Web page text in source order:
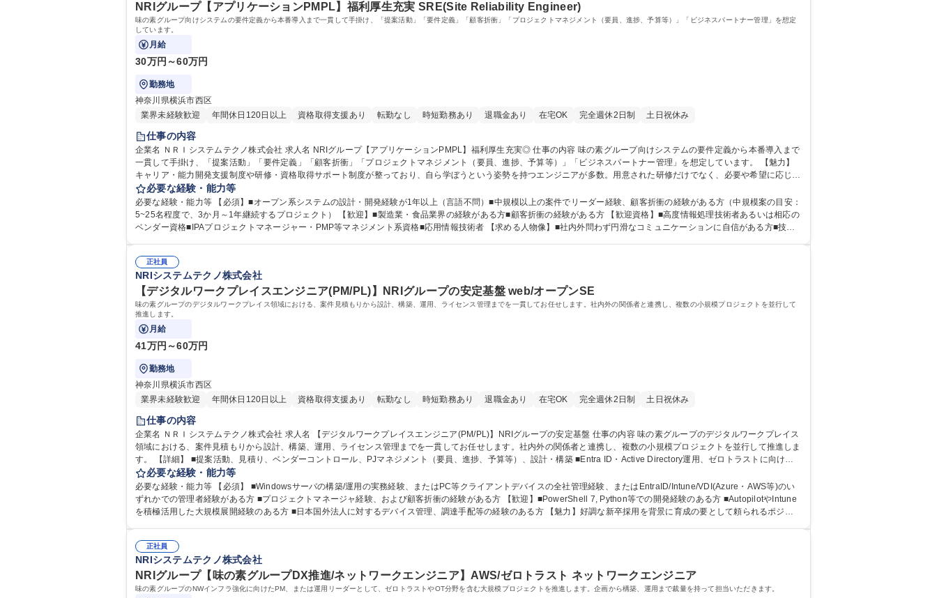
NRIグループ【アプリケーションPMPL】福利厚生充実 SRE(Site Reliability Engineer)
味の素グループ向けシステムの要件定義から本番導入まで一貫して手掛け、「提案活動」「要件定義」「顧客折衝」「プロジェクトマネジメント（要員、進捗、予算等）」「ビジネスパートナー管理」を想定
しています。
月給
30万円～60万円
勤務地
神奈川県横浜市西区
業界未経験歓迎
年間休日120日以上 資格取得支援あり 転勤なし 時短勤務あり 退職金あり 在宅OK 完全週休2日制 土日祝休み
仕事の内容
企業名 ＮＲＩシステムテクノ株式会社 求人名 NRIグループ【アプリケーションPMPL】福利厚生充実◎ 仕事の内容 味の素グループ向けシステムの要件定義から本番導入まで
一貫して手掛け、「提案活動」「要件定義」「顧客折衝」「プロジェクトマネジメント（要員、進捗、予算等）」「ビジネスパートナー管理」を想定しています。 【魅力】
キャリア・能力開発支援制度や研修・資格取得サポート制度が整っており、自ら学ぼうという姿勢を持つエンジニアが多数。用意された研修だけでなく、必要や希望に応じて
外部研修や資格取得を積極的に行っています。技術に関するものだけでなくマネジメント研修の受講やビジネスアナリストの資格取得の実績があります。 【やりがい】味の
素グループの情報システムに関連する業務全体に携われます。 募集職種 NRIグループ【アプリケーションPMPL】福利厚生充実◎
必要な経験・能力等
必要な経験・能力等 【必須】■オープン系システムの設計・開発経験が1年以上（言語不問）■中規模以上の案件でリーダー経験、顧客折衝の経験がある方（中規模案の目安：
5~25名程度で、3か月～1年継続するプロジェクト） 【歓迎】■製造業・食品業界の経験がある方■顧客折衝の経験がある方 【歓迎資格】■高度情報処理技術者あるいは相応の
ベンダー資格■IPAプロジェクトマネージャー・PMP等マネジメント系資格■応用情報技術者 【求める人物像】■社内外問わず円滑なコミュニケーションに自信がある方■技術
正社員
NRIシステムテクノ株式会社
【デジタルワークプレイスエンジニア(PM/PL)】NRIグループの安定基盤 web/オープンSE
味の素グループのデジタルワークプレイス領域における、案件見積もりから設計、構築、運用、ライセンス管理までを一貫してお任せします。社内外の関係者と連携し、複数の小規模プロジェクトを並行して
推進します。
月給
41万円～60万円
勤務地
神奈川県横浜市西区
業界未経験歓迎
年間休日120日以上 資格取得支援あり 転勤なし 時短勤務あり 退職金あり 在宅OK 完全週休2日制 土日祝休み
仕事の内容
企業名 ＮＲＩシステムテクノ株式会社 求人名 【デジタルワークプレイスエンジニア(PM/PL)】NRIグループの安定基盤 仕事の内容 味の素グループのデジタルワークプレイス
領域における、案件見積もりから設計、構築、運用、ライセンス管理までを一貫してお任せします。社内外の関係者と連携し、複数の小規模プロジェクトを並行して推進しま
す。 【詳細】 ■提案活動、見積り、ベンダーコントロール、PJマネジメント（要員、進捗、予算等）、設計・構築 ■Entra ID・Active Directory運用、ゼロトラストに向けた
認証基盤活用の高度化 ■自社投資案件の企画、請負構築案件の提案～運用 ■Intune等を用いたデバイス管理やMicrosoft 365環境の整備 ■新規技術（Copilot等）の検証・導入
募集職種 【デジタルワークプレイスエンジニア(PM/PL)】NRIグループの安定基盤
必要な経験・能力等
必要な経験・能力等 【必須】 ■Windowsサーバの構築/運用の実務経験、またはPC等クライアントデバイスの全社管理経験、またはEntraID/Intune/VDI(Azure・AWS等)のい
ずれかでの管理者経験がある方 ■プロジェクトマネージャ経験、および顧客折衝の経験がある方 【歓迎】■PowerShell 7, Python等での開発経験のある方 ■AutopilotやIntune
を積極活用した大規模展開経験のある方 ■日本国外法人に対するデバイス管理、調達手配等の経験のある方 【魅力】好調な新卒採用を背景に育成の要として頼られるポジシ
正社員
NRIシステムテクノ株式会社
NRIグループ【味の素グループDX推進/ネットワークエンジニア】AWS/ゼロトラスト ネットワークエンジニア
味の素グループのNWインフラ強化に向けたPM、または運用リーダーとして、ゼロトラストやOT分野を含む大規模プロジェクトを推進します。企画から構築、運用まで裁量を持って担当いただきます。